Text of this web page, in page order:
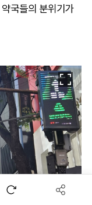
국들의 분위기가